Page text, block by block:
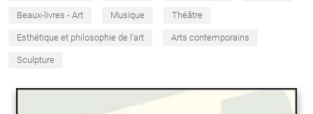
Beaux-livres - Art Musique Théâtre
Esthétique et philosophie de l'art Arts contemporains
Sculpture